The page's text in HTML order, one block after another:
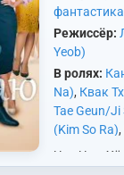
фантастика
Режиссёр:
Yeob)
В ролях:
Na), Квак
Tae Geun/Ji
(Kim So Ra),
Soo Jin)
Min Jung),
Чха Чжу